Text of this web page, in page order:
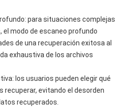
para situaciones complejas
el modo de escaneo profundo
de una recuperación exitosa al
exhaustiva de los archivos
los usuarios pueden elegir qué
recuperar, evitando el desorden
recuperados.